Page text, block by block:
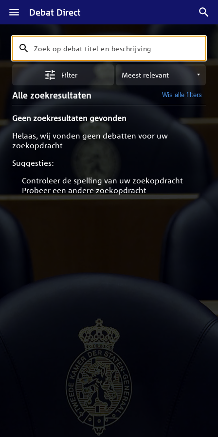
Debat Direct
Zoeken
Zoek
op
en
beschrijving
Filter
Sorteren
op
meest
Alle zoekresultaten Wis alle filters
Geen zoekresultaten gevonden
Helaas, wij vonden geen debatten voor uw
zoekopdracht
Suggesties:
Controleer de spelling van uw zoekopdracht
Probeer een andere zoekopdracht